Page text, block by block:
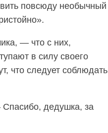
повсюду необычный
— что с них,
в силу своего
что следует соблюдать
дедушка, за